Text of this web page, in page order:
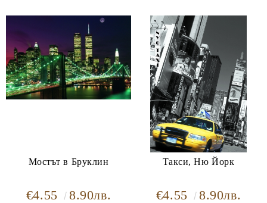
Мостът в Бруклин
€4.55 8.90лв.
Такси, Ню Йорк
€4.55 8.90лв.